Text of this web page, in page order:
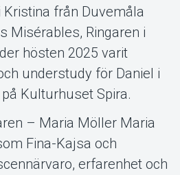
från Duvemåla
Misérables, Ringaren i
hösten 2025 varit
understudy för Daniel i
Kulturhuset Spira.
– Maria Möller Maria
Fina-Kajsa och
erfarenhet och